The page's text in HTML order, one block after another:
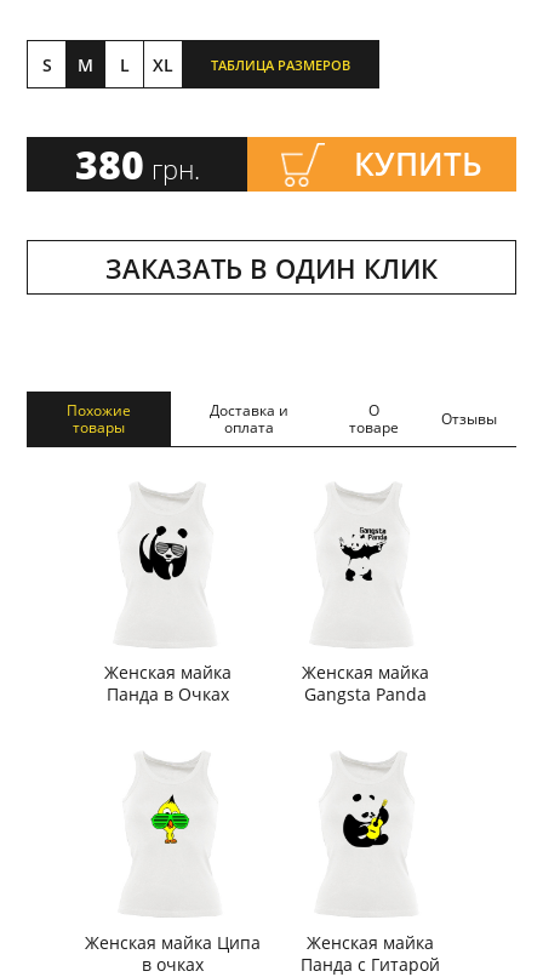
S M L XL ТАБЛИЦА РАЗМЕРОВ
380 грн. КУПИТЬ
ЗАКАЗАТЬ В ОДИН КЛИК
Похожие
товары
Доставка и
оплата
О
товаре
Отзывы
Женская майка
Панда в Очках
Женская майка
Gangsta Panda
Женская майка Ципа
в очках
Женская майка
Панда с Гитарой